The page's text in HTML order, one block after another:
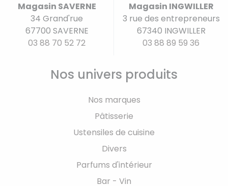
Magasin SAVERNE
34 Grand'rue
67700 SAVERNE
03 88 70 52 72
Magasin INGWILLER
3 rue des entrepreneurs
67340 INGWILLER
03 88 89 59 36
Nos univers produits
Nos marques
Pâtisserie
Ustensiles de cuisine
Divers
Parfums d'intérieur
Bar - Vin